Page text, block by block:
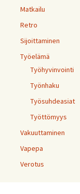
Matkailu
Retro
Sijoittaminen
Työelämä
Työhyvinvointi
Työnhaku
Työsuhdeasiat
Työttömyys
Vakuuttaminen
Vapepa
Verotus